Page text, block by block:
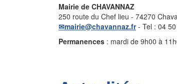
Mairie de CHAVANNAZ
250 route du Chef lieu - 74270
mairie@chavannaz.fr - Tel : 04
Permanences : mardi de 9h00 à